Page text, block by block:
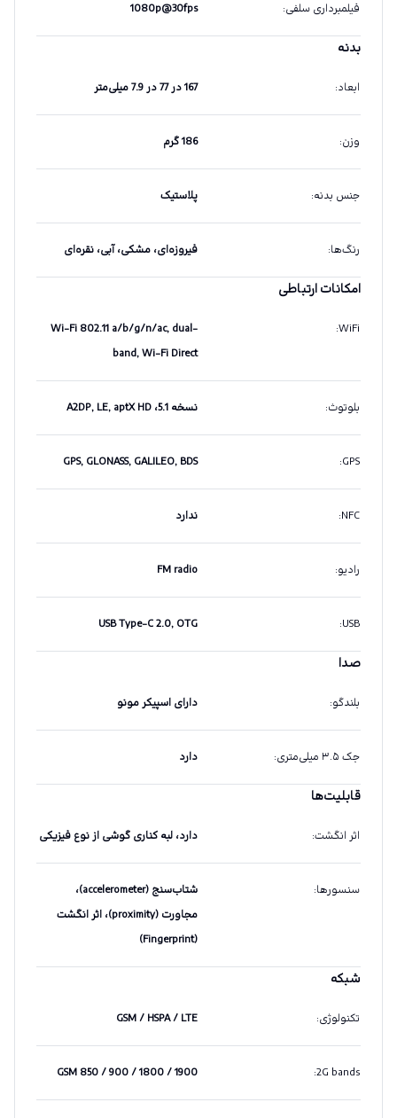
فیلمبرداری سلفی:
1080p@30fps
بدنه
ابعاد: 167 در 77 در 7.9 میلی‌متر
وزن: 186 گرم
جنس بدنه: پلاستیک
رنگ‌ها: فیروزه‌ای، مشکی، آبی، نقره‌ای
امکانات ارتباطی
WiFi
:
Wi-Fi 802.11 a/b/g/n/ac, dual-
band, Wi-Fi Direct
بلوتوث: نسخه 5.1، A2DP, LE, aptX HD
GPS
:
GPS, GLONASS, GALILEO, BDS
NFC
: ندارد
رادیو:
FM radio
USB
:
USB Type-C 2.0, OTG
صدا
بلندگو: دارای اسپیکر مونو
جک ۳.۵ میلی‌متری : دارد
قابلیت‌ها
اثر انگشت: دارد، لبه کناری گوشی از نوع فیزیکی
سنسورها:
شتاب‌سنج (accelerometer)،
مجاورت (proximity)، اثر انگشت
(Fingerprint)
شبکه
تکنولوژی:
GSM / HSPA / LTE
2G bands
:
GSM 850 / 900 / 1800 / 1900